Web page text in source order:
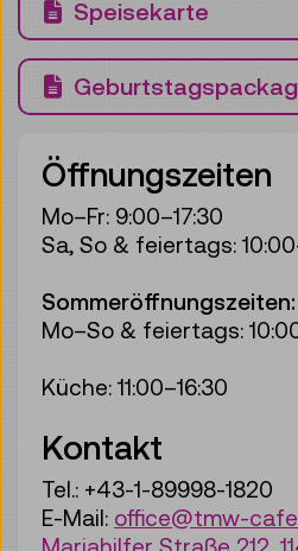
Download PDF
Speisekarte
Download PDF
Öffnungszeiten
Mo–Fr: 9:00–17:30
Sa, So & feiertags:
Sommeröffnungszeiten:
Mo–So & feiertags:
Küche: 11:00–16:30
Kontakt
Tel.: +43-1-89998-1820
E-Mail: office@tmw-